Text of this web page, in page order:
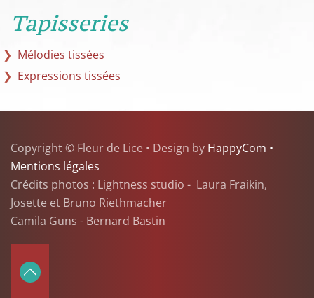
Tapisseries
Mélodies tissées
Expressions tissées
Copyright © Fleur de Lice • Design by HappyCom •
Mentions légales
Crédits photos : Lightness studio - Laura Fraikin,
Josette et Bruno Riethmacher
Camila Guns - Bernard Bastin